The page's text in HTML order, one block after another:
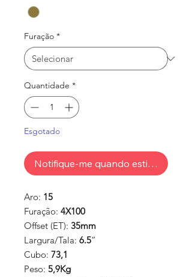
Furação *
Quantidade *
Esgotado
Notifique-me quando estiver
Aro: 15
Furação: 4X100
Offset (ET): 35mm
Largura/Tala: 6.5”
Cubo: 73,1
Peso: 5,9Kg